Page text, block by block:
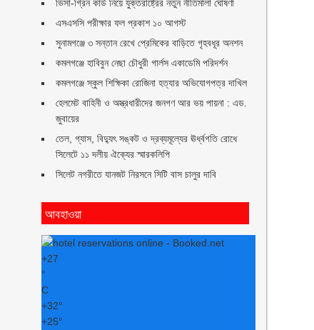
ভিসা-গ্রিন কার্ড নিয়ে যুক্তরাষ্ট্রের নতুন নীতিমালা ঘোষণা
এসএসসি পরীক্ষার ফল প্রকাশ ১০ আগস্ট
সুনামগঞ্জে ৩ সন্তান রেখে প্রেমিকের বাড়িতে গৃহবধূর অনশন
কমলগঞ্জে হাবিবুন নেছা চৌধুরী গার্লস একাডেমি পরিদর্শন
কমলগঞ্জে স্কুল শিক্ষিকা রোজিনা হত্যার অভিযোগপত্র দাখিল
হেলমেট বাহিনী ও অস্ত্রধারীদের জনগণ আর ভয় পায়না : এড.
জুবায়ের
তেল, গ্যাস, বিদ্যুৎ সঙ্কট ও দ্রব্যমূল্যের ঊর্ধ্বগতি রোধে
সিলেটে ১১ দলীয় ঐক্যের স্মারকলিপি
সিলেট নগরীতে যানজট নিরসনে সিটি বাস চালুর দাবি
আবহাওয়া
+27
°
C
+32°
+25°